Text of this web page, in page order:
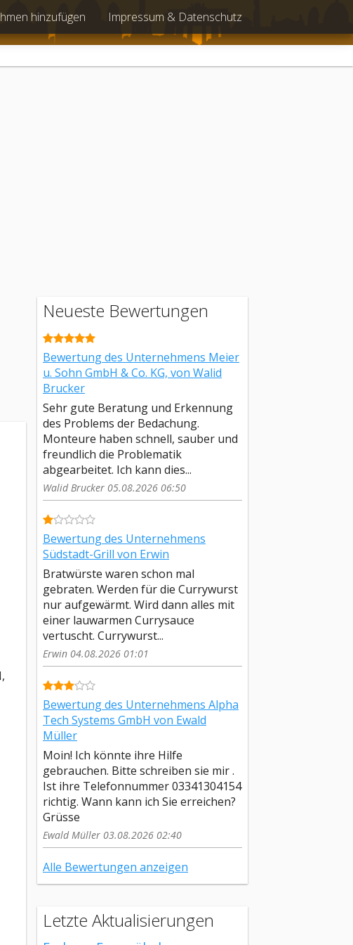
hinzufügen Impressum & Datenschutz
Neueste Bewertungen
Bewertung des Unternehmens Meier
u. Sohn GmbH & Co. KG, von Walid
Brucker
Sehr gute Beratung und Erkennung
des Problems der Bedachung.
Monteure haben schnell, sauber und
freundlich die Problematik
abgearbeitet. Ich kann dies...
Walid Brucker 05.08.2026 06:50
Bewertung des Unternehmens
Südstadt-Grill von Erwin
Bratwürste waren schon mal
gebraten. Werden für die Currywurst
nur aufgewärmt. Wird dann alles mit
einer lauwarmen Currysauce
vertuscht. Currywurst...
Erwin 04.08.2026 01:01
Bewertung des Unternehmens Alpha
Tech Systems GmbH von Ewald
Müller
Moin! Ich könnte ihre Hilfe
gebrauchen. Bitte schreiben sie mir .
Ist ihre Telefonnummer 03341304154
richtig. Wann kann ich Sie erreichen?
Grüsse
Ewald Müller 03.08.2026 02:40
Alle Bewertungen anzeigen
Letzte Aktualisierungen